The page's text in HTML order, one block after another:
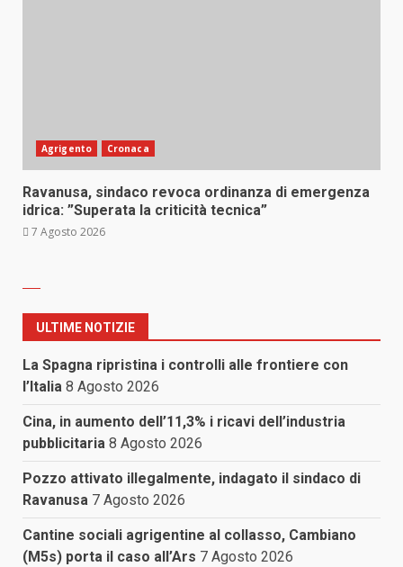
Agrigento Cronaca
Ravanusa, sindaco revoca ordinanza di emergenza
idrica: ”Superata la criticità tecnica”
7 Agosto 2026
ULTIME NOTIZIE
La Spagna ripristina i controlli alle frontiere con
l’Italia 8 Agosto 2026
Cina, in aumento dell’11,3% i ricavi dell’industria
pubblicitaria 8 Agosto 2026
Pozzo attivato illegalmente, indagato il sindaco di
Ravanusa 7 Agosto 2026
Cantine sociali agrigentine al collasso, Cambiano
(M5s) porta il caso all’Ars 7 Agosto 2026